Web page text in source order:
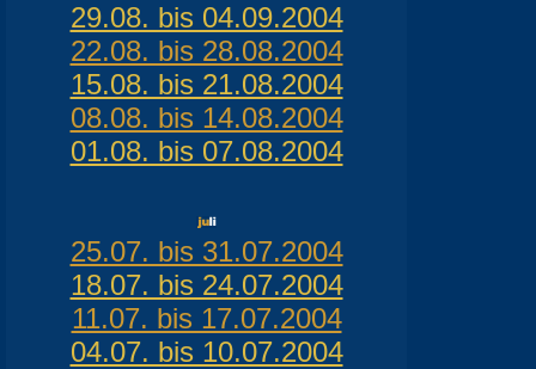
29.08. bis 04.09.2004
22.08. bis 28.08.2004
15.08. bis 21.08.2004
08.08. bis 14.08.2004
01.08. bis 07.08.2004
25.07. bis 31.07.2004
18.07. bis 24.07.2004
11.07. bis 17.07.2004
04.07. bis 10.07.2004